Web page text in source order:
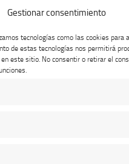
Gestionar consentimiento
tecnologías como las cookies para
de estas tecnologías nos permitirá
este sitio. No consentir o retirar el